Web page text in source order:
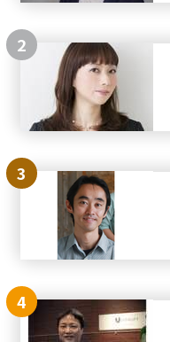
2
3
4